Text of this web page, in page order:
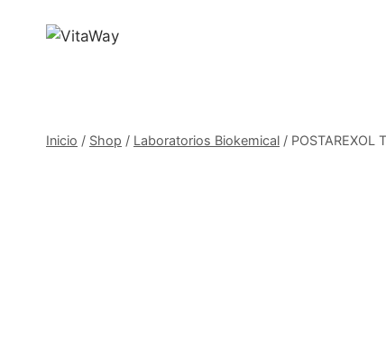
Inicio / Shop / Laboratorios Biokemical / POSTAREXOL